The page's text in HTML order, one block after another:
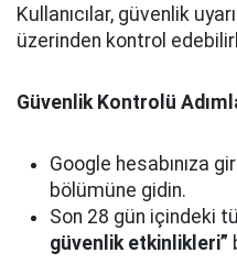
Kullanıcılar, güvenlik
üzerinden kontrol
Güvenlik Kontrolü
Google hesabınıza
bölümüne gidin.
Son 28 gün içindeki
güvenlik etkinlikleri”